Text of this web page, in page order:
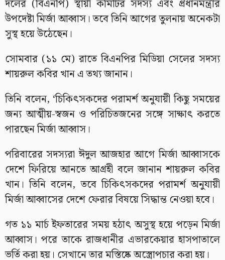
দলের (বিএনপি) স্থায়ী কমিটির সদস্য এবং প্রধানমন্ত্রীর
উপদেষ্টা মির্জা আব্বাস। তবে তিনি আগের তুলনায় অনেকটা
সুস্থ হয়ে উঠেছেন।
সোমবার (১১ মে) রাতে বিএনপির মিডিয়া সেলের সদস্য
শায়রুল কবির খান এ তথ্য জানান।
তিনি বলেন, ‘চিকিৎসকদের পরামর্শ অনুযায়ী কিছু সময়ের
জন্য আত্মীয়-স্বজন ও পরিচিতজনের সঙ্গে সাক্ষাৎ করতে
পারছেন মির্জা আব্বাস।
পরিবারের সদস্যরা ঈদুল আজহার আগে মির্জা আব্বাসকে
দেশে ফিরিয়ে আনতে আগ্রহী বলে জানান শায়রুল কবির
খান। তিনি বলেন, তবে চিকিৎসকদের পরামর্শ অনুযায়ী
মির্জা আব্বাসের দেশে ফেরার বিষয়ে সিদ্ধান্ত নেওয়া হবে।
গত ১১ মার্চ ইফতারের সময় হঠাৎ অসুস্থ হয়ে পড়েন মির্জা
আব্বাস। পরে তাকে রাজধানীর এভারকেয়ার হাসপাতালে
ভর্তি করা হয়। সেখানে তার মস্তিষ্কে অস্ত্রোপচার করা হয়।